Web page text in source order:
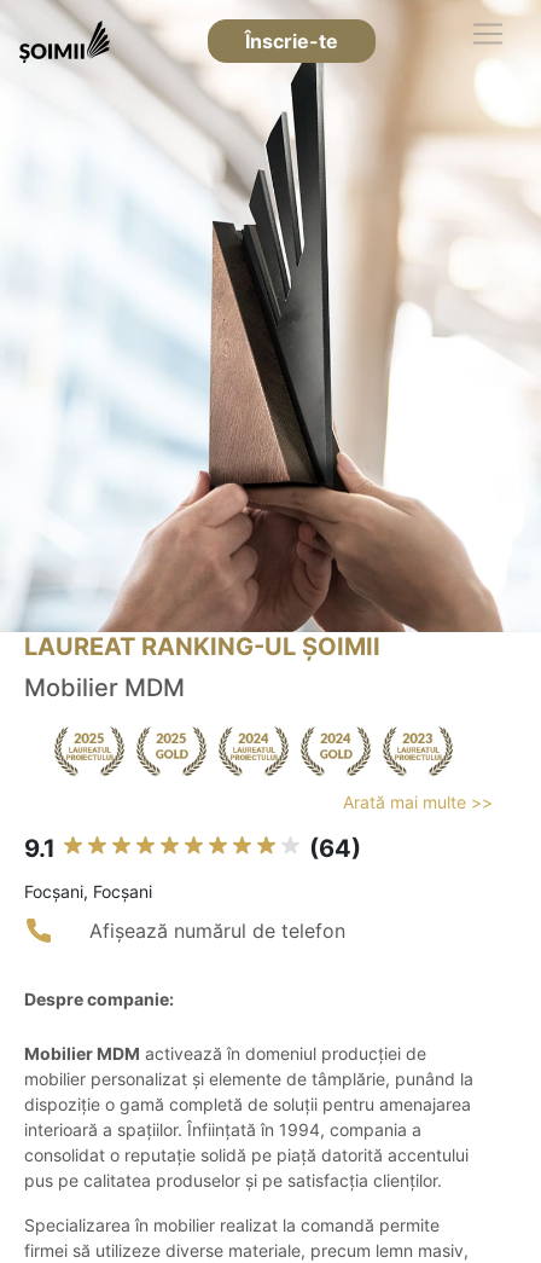
Înscrie-te
LAUREAT RANKING-UL ȘOIMII
Mobilier MDM
Arată mai multe >>
9.1 (64)
Focşani, Focșani
Afișează numărul de telefon
Despre companie:
Mobilier MDM activează în domeniul producției de
mobilier personalizat și elemente de tâmplărie, punând la
dispoziție o gamă completă de soluții pentru amenajarea
interioară a spațiilor. Înființată în 1994, compania a
consolidat o reputație solidă pe piață datorită accentului
pus pe calitatea produselor și pe satisfacția clienților.
Specializarea în mobilier realizat la comandă permite
firmei să utilizeze diverse materiale, precum lemn masiv,